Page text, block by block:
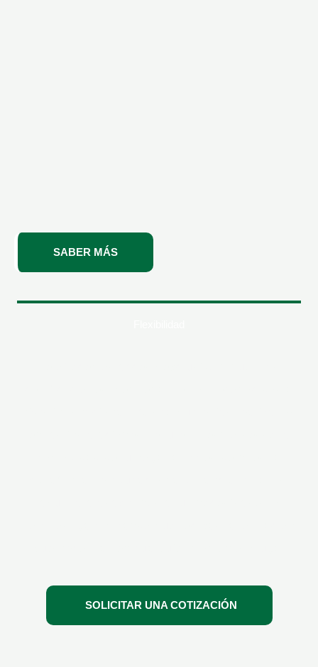
SABER MÁS
SOLICITAR UNA COTIZACIÓN